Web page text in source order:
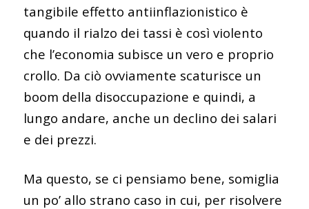
tangibile effetto antiinflazionistico è
quando il rialzo dei tassi è così violento
che l’economia subisce un vero e proprio
crollo. Da ciò ovviamente scaturisce un
boom della disoccupazione e quindi, a
lungo andare, anche un declino dei salari
e dei prezzi.
Ma questo, se ci pensiamo bene, somiglia
un po’ allo strano caso in cui, per risolvere